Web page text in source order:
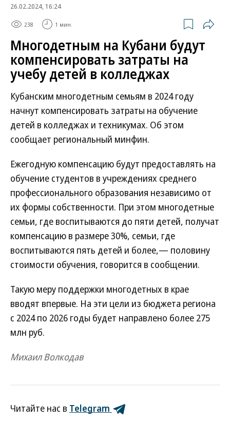
26.02.2024, 16:24
238 1 мин.
Многодетным на Кубани будут
компенсировать затраты на
учебу детей в колледжах
Кубанским многодетным семьям в 2024 году
начнут компенсировать затраты на обучение
детей в колледжах и техникумах. Об этом
сообщает региональный минфин.
Ежегодную компенсацию будут предоставлять на
обучение студентов в учреждениях среднего
профессионального образования независимо от
их формы собственности. При этом многодетные
семьи, где воспитываются до пяти детей, получат
компенсацию в размере 30%, семьи, где
воспитываются пять детей и более,— половину
стоимости обучения, говорится в сообщении.
Такую меру поддержки многодетных в крае
вводят впервые. На эти цели из бюджета региона
с 2024 по 2026 годы будет направлено более 275
млн руб.
Михаил Волкодав
Читайте нас в Telegram